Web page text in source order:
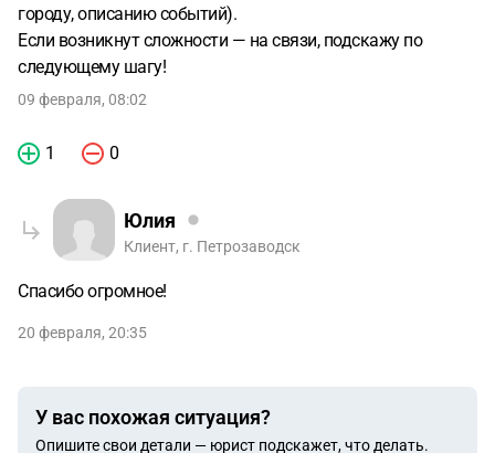
городу, описанию событий).
Если возникнут сложности — на связи, подскажу по
следующему шагу!
09 февраля, 08:02
1 0
Юлия
Клиент, г. Петрозаводск
Спасибо огромное!
20 февраля, 20:35
У вас похожая ситуация?
Опишите свои детали — юрист подскажет, что делать.